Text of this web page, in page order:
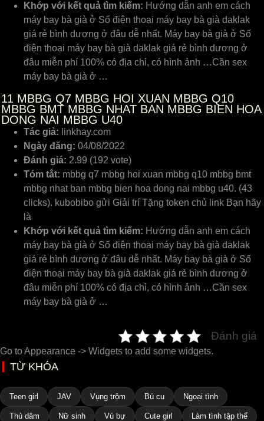
Khớp với kết quả tìm kiếm: Hướng dẫn anh em cách
máy bay bà già ở Số điện thoại máy bay bà già daklak
giá rẻ bình dương ở đâu dễ nhất. Máy bay bà già ở Số
điện thoại máy bay bà già daklak giá rẻ bình dương ở
đâu miễn phí 100% có địa chỉ, có hình ảnh …Cần sex
máy bay bà già ở …
11 MBBG Q7 MBBG HOI XUAN MBBG Q10
MBBG BMT MBBG NHAT BAN MBBG BIEN HOA
DONG NAI MBBG U40
Tác giả: linkhay.com
Ngày đăng: 04/08/2022
Đánh giá: 2.99 (192 vote)
Tóm tắt: mbbg q7 mbbg hoi xuan mbbg q10 mbbg bmt
mbbg nhat ban mbbg bien hoa dong nai mbbg u40. (43
clicks). kubobibo gửi Giải trí Tặng token chủ link Bạn hãy
là
Khớp với kết quả tìm kiếm: Hướng dẫn anh em cách
máy bay bà già ở Số điện thoại máy bay bà già daklak
giá rẻ bình dương ở đâu dễ nhất. Máy bay bà già ở Số
điện thoại máy bay bà già daklak giá rẻ bình dương ở
đâu miễn phí 100% có địa chỉ, có hình ảnh …Cần sex
máy bay bà già ở …
Đánh giá
Go to Appearance -> Widgets to add some widgets.
TỪ KHÓA
Teen girl JAV Vụng trộm Bú cu Ngoại tình
Thủ dâm Nữ sinh Vú bự Cute girl Làm tình tập thể